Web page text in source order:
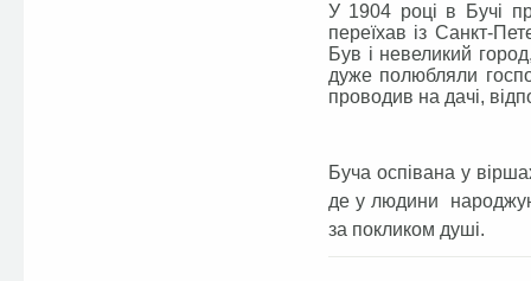
У 1904 році в Бучі
переїхав із Санкт-
Був і невеликий
дуже полюбляли
проводив на дачі,
Буча оспівана у
де у людини
за покликом душі.